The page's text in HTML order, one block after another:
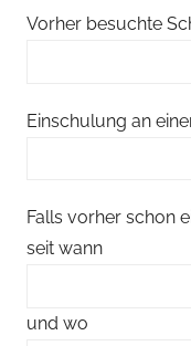
Vorher besuchte
Einschulung an
Falls vorher schon
seit wann
und wo